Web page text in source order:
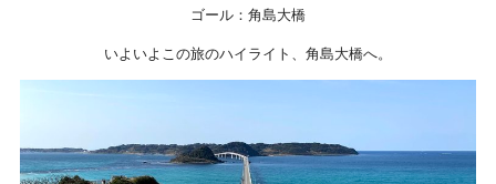
ゴール：角島大橋
いよいよこの旅のハイライト、角島大橋へ。